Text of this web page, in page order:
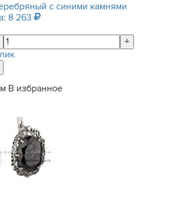
с синими камнями
8 263
+
В избранное